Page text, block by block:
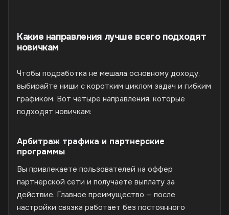
Какие направления лучше всего подходят
новичкам
Чтобы подработка не мешала основному доходу,
выбирайте ниши с коротким циклом задач и гибким
графиком. Вот четыре направления, которые
подходят новичкам:
Арбитраж трафика и партнерские
программы
Вы привлекаете пользователей на оффер
партнерской сети и получаете выплату за
действие. Главное преимущество — после
настройки связка работает без постоянного